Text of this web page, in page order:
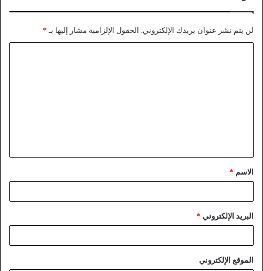
لن يتم نشر عنوان بريدك الإلكتروني. الحقول الإلزامية مشار إليها بـ *
الاسم *
البريد الإلكتروني *
الموقع الإلكتروني